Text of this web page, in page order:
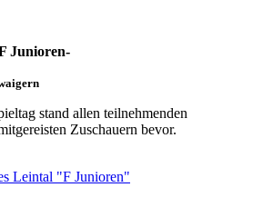
Junioren-
stand allen teilnehmenden
Zuschauern bevor.
Leintal "F Junioren"